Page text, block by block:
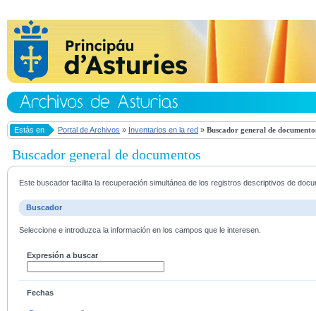
Estás en Portal de Archivos » Inventarios en la red » Buscador general de
Buscador general de documentos
Este buscador facilita la recuperación simultánea de los registros descriptivos de
Buscador
Seleccione e introduzca la información en los campos que le interesen.
Expresión a buscar
Fechas